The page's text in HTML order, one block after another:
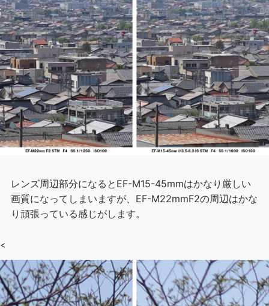
レンズ周辺部分になるとEF-M15-45mmはかなり厳しい
画質になってしまいますが、EF-M22mmF2の周辺はかな
り頑張っている感じがします。
<